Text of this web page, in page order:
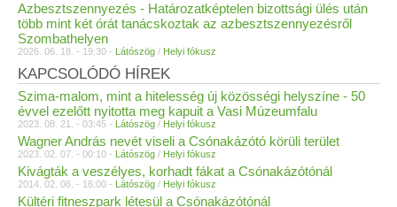
Azbesztszennyezés - Határozatképtelen bizottsági ülés után
több mint két órát tanácskoztak az azbesztszennyezésről
Szombathelyen
2026. 06. 18. - 19:30 - Látószög / Helyi fókusz
KAPCSOLÓDÓ HÍREK
Szima-malom, mint a hitelesség új közösségi helyszíne - 50
évvel ezelőtt nyitotta meg kapuit a Vasi Múzeumfalu
2023. 08. 21. - 03:45 - Látószög / Helyi fókusz
Wagner András nevét viseli a Csónakázótó körüli terület
2023. 02. 07. - 00:10 - Látószög / Helyi fókusz
Kivágták a veszélyes, korhadt fákat a Csónakázótónál
2014. 02. 06. - 16:00 - Látószög / Helyi fókusz
Kültéri fitneszpark létesül a Csónakázótónál